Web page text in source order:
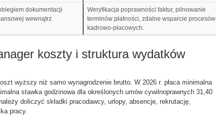
dokumentacji
wewnątrz
Weryfikacja poprawności faktur, pilnowanie
terminów płatności, zdalne wsparcie procesów
kadrowo-płacowych.
koszty i struktura wydatków
wyższy niż samo wynagrodzenie brutto. W 2026 r. płaca minimalna
stawka godzinowa dla określonych umów cywilnoprawnych 31,40
doliczyć składki pracodawcy, urlopy, absencje, rekrutację,
pracy.